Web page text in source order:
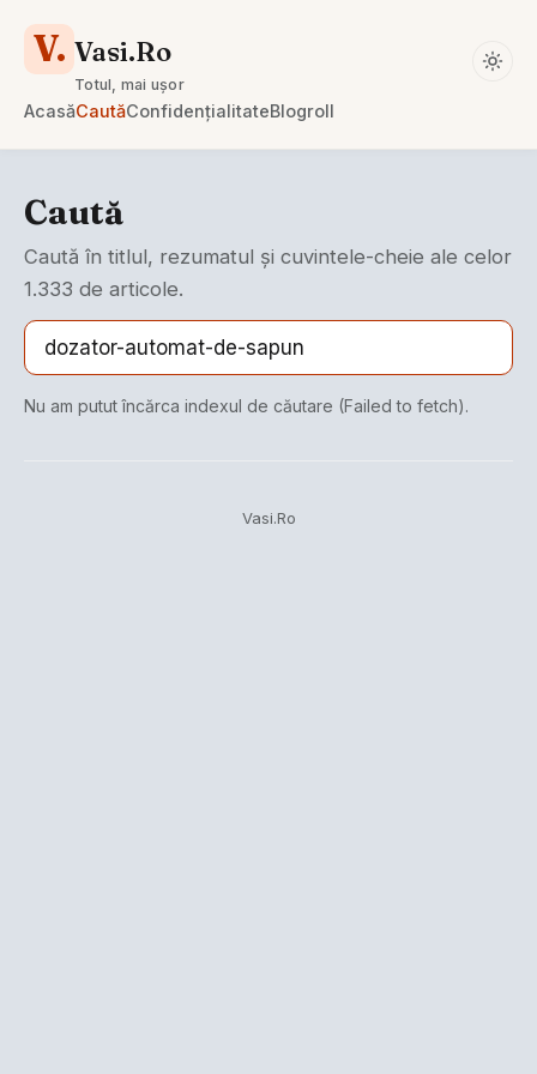
V. Vasi.Ro
Totul, mai ușor
AcasăCautăConfidențialitateBlogroll
Caută
Caută în titlul, rezumatul și cuvintele-cheie ale celor
1.333 de articole.
Nu am putut încărca indexul de căutare (Failed to fetch).
Vasi.Ro